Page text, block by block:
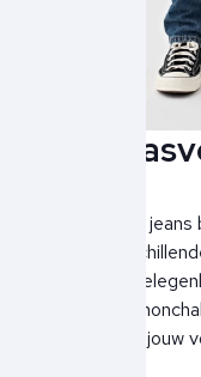
Een
Een goede
biedt
stijlen en
tijdloos of
aansluit op jouw